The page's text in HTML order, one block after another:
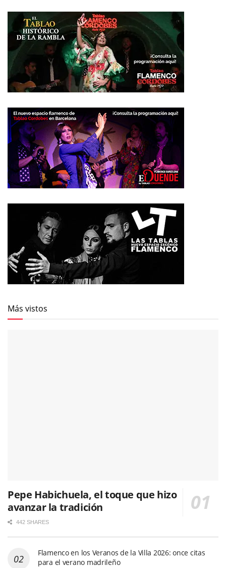
Más vistos
Pepe Habichuela, el toque que hizo
avanzar la tradición
442 SHARES
Flamenco en los Veranos de la Villa 2026: once citas
para el verano madrileño